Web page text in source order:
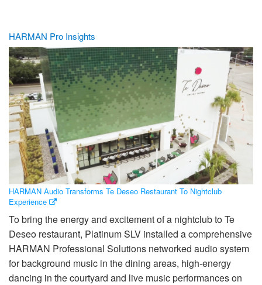
HARMAN Pro Insights
HARMAN Audio Transforms Te Deseo Restaurant To Nightclub
Experience
To bring the energy and excitement of a nightclub to Te
Deseo restaurant, Platinum SLV installed a comprehensive
HARMAN Professional Solutions networked audio system
for background music in the dining areas, high-energy
dancing in the courtyard and live music performances on